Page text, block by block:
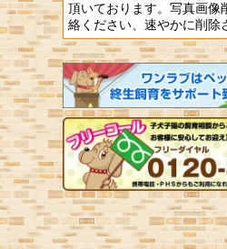
頂いております。写真画像
絡ください、速やかに削除